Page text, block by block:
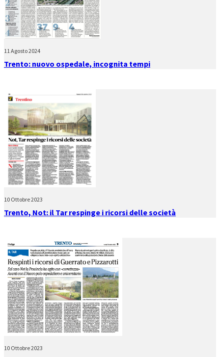
11 Agosto 2024
Trento: nuovo ospedale, incognita tempi
10 Ottobre 2023
Trento, Not: il Tar respinge i ricorsi delle società
10 Ottobre 2023